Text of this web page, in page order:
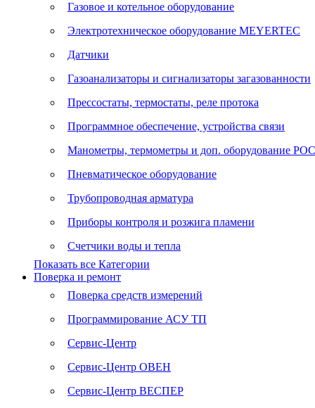
Газовое и котельное оборудование
Электротехническое оборудование MEYERTEC
Датчики
Газоанализаторы и сигнализаторы загазованности
Прессостаты, термостаты, реле протока
Программное обеспечение, устройства связи
Манометры, термометры и доп. оборудование
Пневматическое оборудование
Трубопроводная арматура
Приборы контроля и розжига пламени
Счетчики воды и тепла
Показать все Категории
Поверка и ремонт
Поверка средств измерений
Программирование АСУ ТП
Сервис-Центр
Сервис-Центр ОВЕН
Сервис-Центр ВЕСПЕР